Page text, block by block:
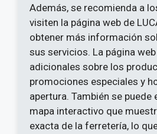
Además, se recomienda a
visiten la página web de
obtener más información
sus servicios. La página
adicionales sobre los
promociones especiales y
apertura. También se puede
mapa interactivo que
exacta de la ferretería, lo